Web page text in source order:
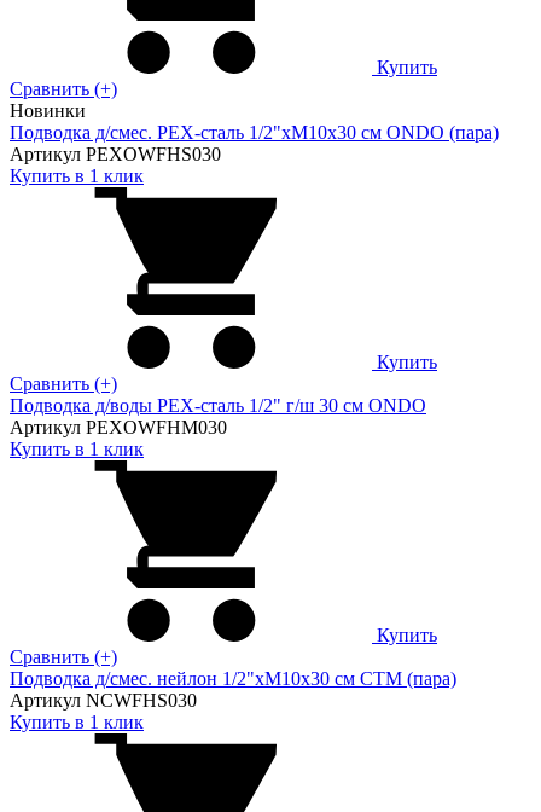
Купить
Сравнить (+)
Новинки
Подводка д/смес. PEX-сталь 1/2"xM10x30 см ONDO (пара)
Артикул PEXOWFHS030
Купить в 1 клик
Купить
Сравнить (+)
Подводка д/воды PEX-сталь 1/2" г/ш 30 cм ONDO
Артикул PEXOWFHM030
Купить в 1 клик
Купить
Сравнить (+)
Подводка д/смес. нейлон 1/2"xM10x30 см CTM (пара)
Артикул NCWFHS030
Купить в 1 клик